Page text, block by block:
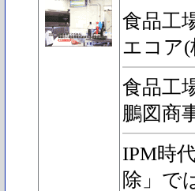
食品工
エコア
食品工
鵬図商
IPM時
除」で